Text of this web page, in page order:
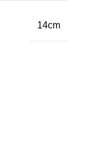
14cm